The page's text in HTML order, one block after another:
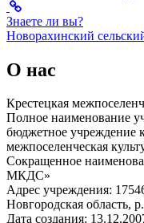
Знаете ли вы?
Новорахинский
О нас
Крестецкая
Полное наименование
бюджетное учреждение
межпоселенческая
Сокращенное
МКДС»
Адрес учреждения:
Новгородская область,
Дата создания: